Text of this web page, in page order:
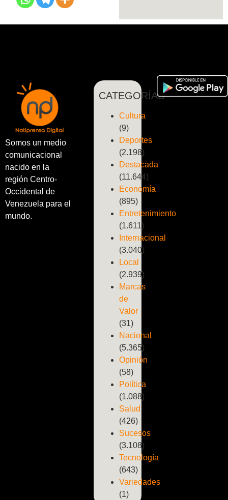
Somos un medio
comunicacional
nacido en la
región Centro-
Occidental de
Venezuela para el
mundo.
CATEGORÍAS
Cultura
(9)
Deportes
(2.198)
Destacada
(11.644)
Economía
(895)
Entretenimiento
(1.611)
Internacional
(3.040)
Local
(2.939)
Marcas
de
Valor
(31)
Nacional
(5.365)
Opinión
(58)
Política
(1.088)
Salud
(426)
Sucesos
(3.108)
Tecnología
(643)
Variedades
(1)